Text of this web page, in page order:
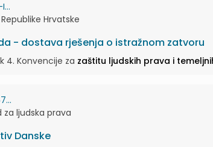
Hrvatske
- dostava rješenja o istražnom zatvoru
4. Konvencije za zaštitu ljudskih prava i
za ljudska prava
Danske